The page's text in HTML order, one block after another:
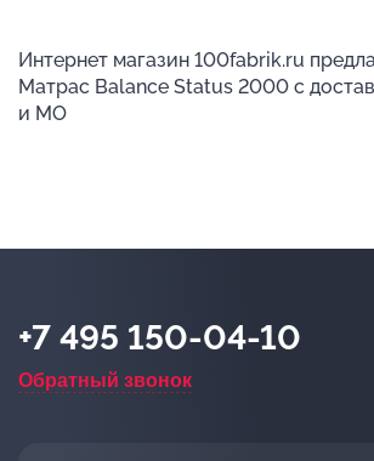
Интернет магазин 100fabrik.ru
Матрас Balance Status 2000 с
и МО
+7 495 150-04-10
Обратный звонок